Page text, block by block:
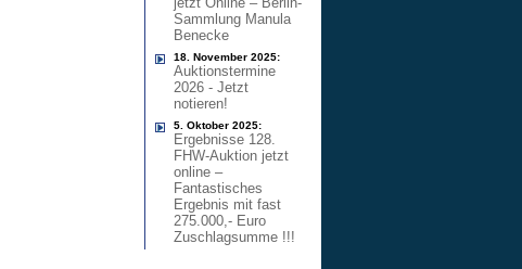
Sammlung Manula
Benecke
18. November 2025:
Auktionstermine
2026 - Jetzt
notieren!
5. Oktober 2025:
Ergebnisse 128.
FHW-Auktion jetzt
online –
Fantastisches
Ergebnis mit fast
275.000,- Euro
Zuschlagsumme !!!